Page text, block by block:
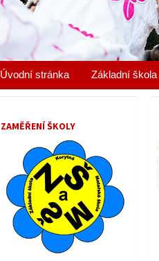
Úvodní stránka Základní škola
ZAMĚŘENÍ ŠKOLY